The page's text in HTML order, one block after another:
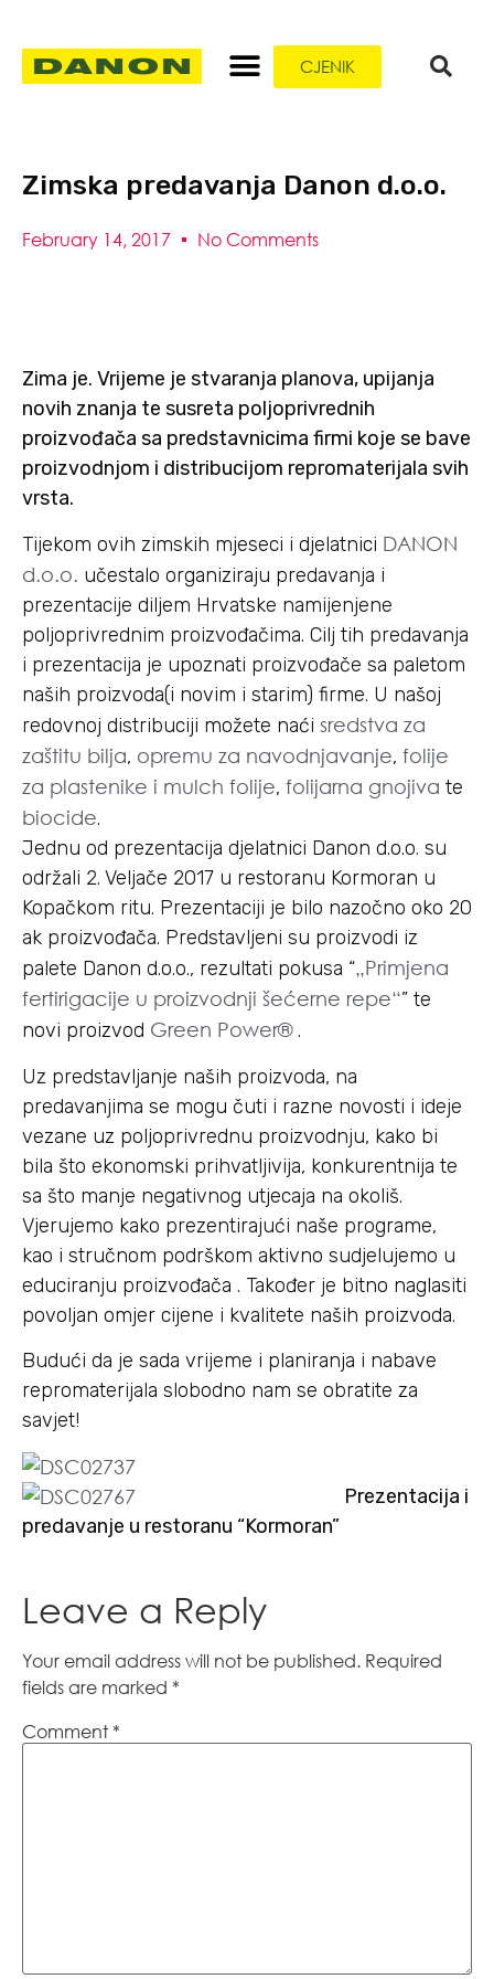
CJENIK
Zimska predavanja Danon d.o.o.
February 14, 2017 No Comments
Zima je. Vrijeme je stvaranja planova, upijanja
novih znanja te susreta poljoprivrednih
proizvođača sa predstavnicima firmi koje se bave
proizvodnjom i distribucijom repromaterijala svih
vrsta.
Tijekom ovih zimskih mjeseci i djelatnici DANON
d.o.o. učestalo organiziraju predavanja i
prezentacije diljem Hrvatske namijenjene
poljoprivrednim proizvođačima. Cilj tih predavanja
i prezentacija je upoznati proizvođače sa paletom
naših proizvoda(i novim i starim) firme. U našoj
redovnoj distribuciji možete naći sredstva za
zaštitu bilja, opremu za navodnjavanje, folije
za plastenike i mulch folije, folijarna gnojiva te
biocide.
Jednu od prezentacija djelatnici Danon d.o.o. su
održali 2. Veljače 2017 u restoranu Kormoran u
Kopačkom ritu. Prezentaciji je bilo nazočno oko 20
ak proizvođača. Predstavljeni su proizvodi iz
palete Danon d.o.o., rezultati pokusa “„Primjena
fertirigacije u proizvodnji šećerne repe“” te
novi proizvod Green Power®.
Uz predstavljanje naših proizvoda, na
predavanjima se mogu čuti i razne novosti i ideje
vezane uz poljoprivrednu proizvodnju, kako bi
bila što ekonomski prihvatljivija, konkurentnija te
sa što manje negativnog utjecaja na okoliš.
Vjerujemo kako prezentirajući naše programe,
kao i stručnom podrškom aktivno sudjelujemo u
educiranju proizvođača . Također je bitno naglasiti
povoljan omjer cijene i kvalitete naših proizvoda.
Budući da je sada vrijeme i planiranja i nabave
repromaterijala slobodno nam se obratite za
savjet!
Prezentacija i
predavanje u restoranu “Kormoran”
Leave a Reply
Your email address will not be published. Required
fields are marked *
Comment *